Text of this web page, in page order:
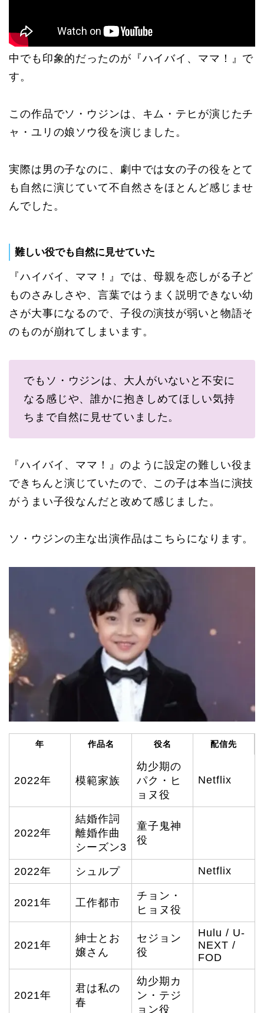
中でも印象的だったのが『ハイバイ、ママ！』で
す。
この作品でソ・ウジンは、キム・テヒが演じたチ
ャ・ユリの娘ソウ役を演じました。
実際は男の子なのに、劇中では女の子の役をとて
も自然に演じていて不自然さをほとんど感じませ
んでした。
難しい役でも自然に見せていた
『ハイバイ、ママ！』では、母親を恋しがる子ど
ものさみしさや、言葉ではうまく説明できない幼
さが大事になるので、子役の演技が弱いと物語そ
のものが崩れてしまいます。
でもソ・ウジンは、大人がいないと不安に
なる感じや、誰かに抱きしめてほしい気持
ちまで自然に見せていました。
『ハイバイ、ママ！』のように設定の難しい役ま
できちんと演じていたので、この子は本当に演技
がうまい子役なんだと改めて感じました。
ソ・ウジンの主な出演作品はこちらになります。
年 作品名 役名 配信先
2022年 模範家族
幼少期の
パク・ヒ
ョヌ役
Netflix
2022年
結婚作詞
離婚作曲
シーズン3
童子鬼神
役
2022年 シュルプ Netflix
2021年 工作都市
チョン・
ヒョヌ役
2021年
紳士とお
嬢さん
セジョン
役
Hulu / U-
NEXT /
FOD
2021年
君は私の
春
幼少期カ
ン・テジ
ョン役